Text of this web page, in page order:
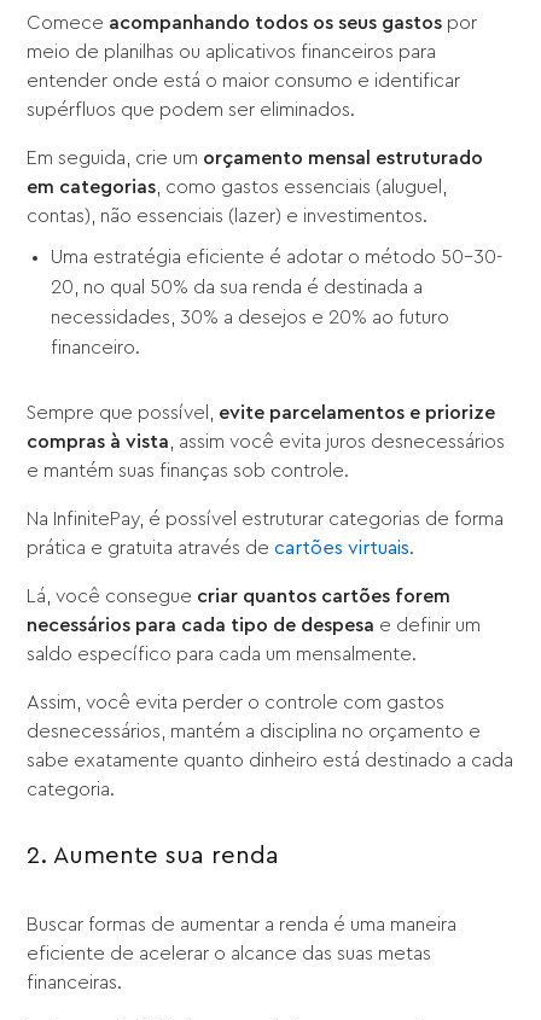
Comece acompanhando todos os seus gastos por
meio de planilhas ou aplicativos financeiros para
entender onde está o maior consumo e identificar
supérfluos que podem ser eliminados.
Em seguida, crie um orçamento mensal estruturado
em categorias , como gastos essenciais (aluguel,
contas), não essenciais (lazer) e investimentos.
Uma estratégia eficiente é adotar o método 50-30-
20, no qual 50% da sua renda é destinada a
necessidades, 30% a desejos e 20% ao futuro
financeiro.
Sempre que possível, evite parcelamentos e priorize
compras à vista , assim você evita juros desnecessários
e mantém suas finanças sob controle.
Na InfinitePay, é possível estruturar categorias de forma
prática e gratuita através decartões virtuais.
Lá, você consegue criar quantos cartões forem
necessários para cada tipo de despesa e definir um
saldo específico para cada um mensalmente.
Assim, você evita perder o controle com gastos
desnecessários, mantém a disciplina no orçamento e
sabe exatamente quanto dinheiro está destinado a cada
categoria.
2. Aumente sua renda
Buscar formas de aumentar a renda é uma maneira
eficiente de acelerar o alcance das suas metas
financeiras.